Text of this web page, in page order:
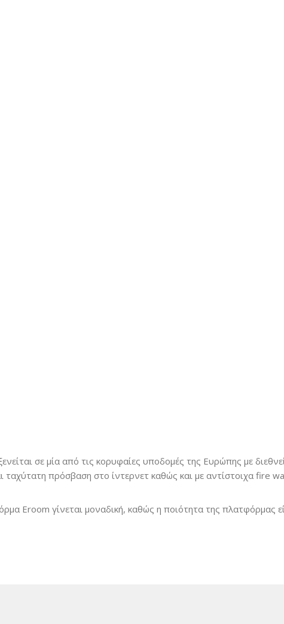
σε μία από τις κορυφαίες υποδομές της Ευρώπης με
ταχύτατη πρόσβαση στο ίντερνετ καθώς και με αντίστοιχα fire
Eroom γίνεται μοναδική, καθώς η ποιότητα της πλατφόρμας